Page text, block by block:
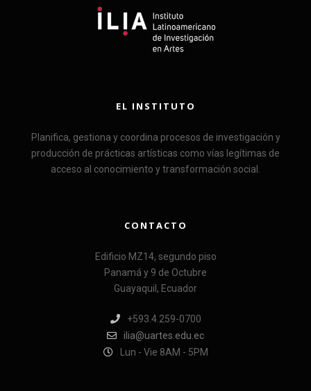
EL INSTITUTO
Planifica, gestiona y coordina procesos de investigación y
producción de prácticas artísticas como vías legítimas de
acceso al conocimiento y transformación social.
CONTACTO
Edificio MZ14, segundo piso
Panamá y 9 de Octubre
Guayaquil, Ecuador
+593.4.259-0700
ilia@uartes.edu.ec
Lun - Vie 8AM - 5PM